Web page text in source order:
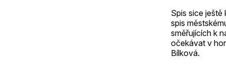
Spis sice
spis
směřujících k
očekávat v
Bílková.